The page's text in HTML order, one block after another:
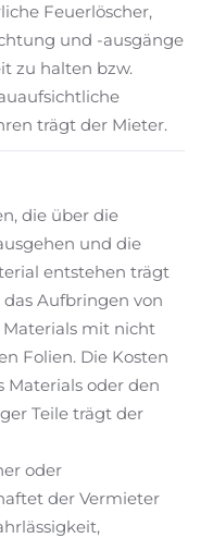
Feuerlöscher,
und -ausgänge
zu halten bzw.
trägt der Mieter.
die über die
und die
entstehen trägt
Aufbringen von
Materials mit nicht
Folien. Die Kosten
oder den
Teile trägt der
oder
der Vermieter